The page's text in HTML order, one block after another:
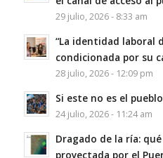
29 julio, 2026 - 8:33 am
“La identidad laboral
condicionada por su
28 julio, 2026 - 12:09 pm
Si este no es el
24 julio, 2026 - 11:24 am
Dragado de la ría:
proyectada por el